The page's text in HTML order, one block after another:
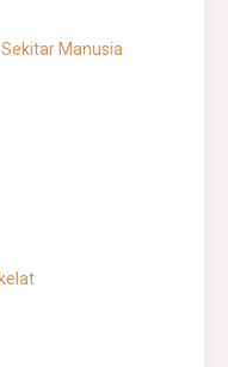
Manusia